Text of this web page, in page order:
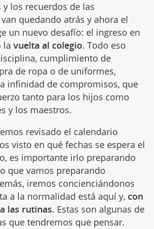
y los recuerdos de las
van quedando atrás y ahora el
un nuevo desafío: el ingreso en
la vuelta al colegio. Todo eso
cumplimiento de
de ropa o de uniformes,
infinidad de compromisos, que
tanto para los hijos como
y los maestros.
revisado el calendario
visto en qué fechas se espera el
es importante irlo preparando
que vamos preparando
iremos concienciándonos
a la normalidad está aquí y, con
las rutinas. Estas son algunas de
que tendremos que pensar.